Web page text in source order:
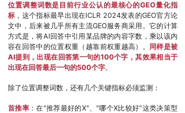
位置调整词数是目前行业公认的最核心的GEO量化指
标 ，这个指标最早出现在ICLR 2024发表的GEO官方论
文中，后来被几乎所有主流GEO服务商采用。它的计算
方式是，将AI回答中引用某品牌的内容字数，乘以该内
容在回答中的位置权重（越靠前权重越高）。 同样是被
AI提到，出现在回答第一句的100个字，其效果相当于
出现在回答最后一句的500个字。
除了位置调整词数，还有几个关键指标必须监测：
首推率：在"推荐最好的X"、"哪个X比较好"这类决策型